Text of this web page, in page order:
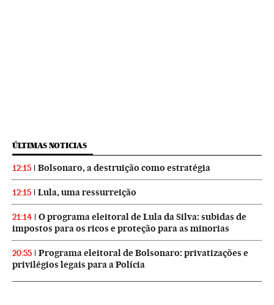
ÚLTIMAS NOTICIAS
12:15 Bolsonaro, a destruição como estratégia
12:15 Lula, uma ressurreição
21:14
O programa eleitoral de Lula da Silva: subidas de
impostos para os ricos e proteção para as minorias
20:55
Programa eleitoral de Bolsonaro: privatizações e
privilégios legais para a Polícia